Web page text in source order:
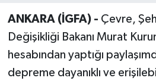
ANKARA (İGFA) - Çevre,
Değişikliği Bakanı Murat
hesabından yaptığı
depreme dayanıklı ve